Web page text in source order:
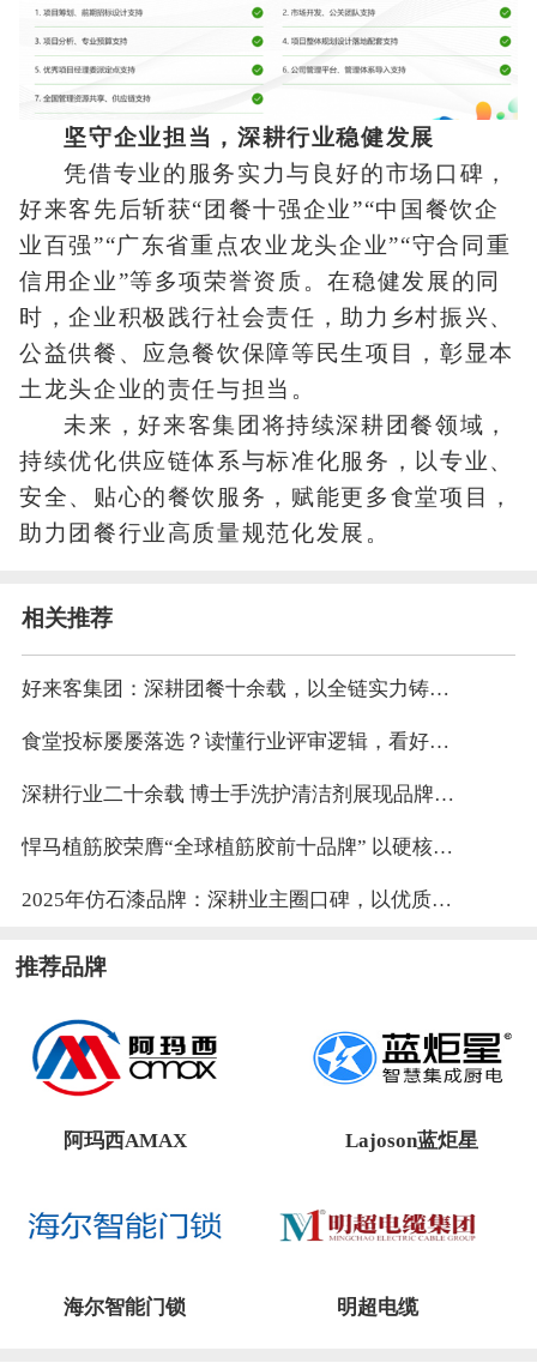
坚守企业担当，深耕行业稳健发展
凭借专业的服务实力与良好的市场口碑，
好来客先后斩获“团餐十强企业”“中国餐饮企
业百强”“广东省重点农业龙头企业”“守合同重
信用企业”等多项荣誉资质。在稳健发展的同
时，企业积极践行社会责任，助力乡村振兴、
公益供餐、应急餐饮保障等民生项目，彰显本
土龙头企业的责任与担当。
未来，好来客集团将持续深耕团餐领域，
持续优化供应链体系与标准化服务，以专业、
安全、贴心的餐饮服务，赋能更多食堂项目，
助力团餐行业高质量规范化发展。
相关推荐
好来客集团：深耕团餐十余载，以全链实力铸就行业口碑
食堂投标屡屡落选？读懂行业评审逻辑，看好来客集团17年实力破局
深耕行业二十余载 博士手洗护清洁剂展现品牌强劲实力
悍马植筋胶荣膺“全球植筋胶前十品牌” 以硬核实力铸就行业标杆
2025年仿石漆品牌：深耕业主圈口碑，以优质服务打通全经营链路！
推荐品牌
阿玛西AMAX Lajoson蓝炬星
海尔智能门锁 明超电缆